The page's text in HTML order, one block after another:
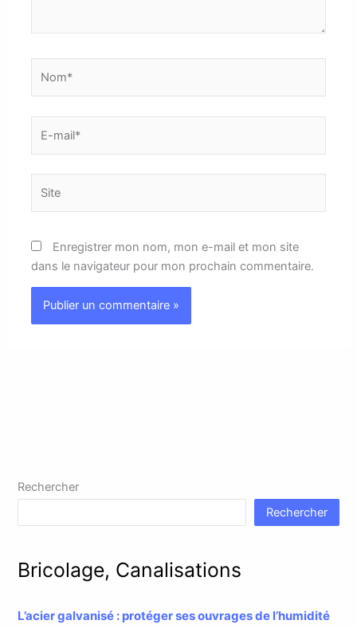
mail*
Enregistrer mon nom, mon e-mail et mon site
dans le navigateur pour mon prochain commentaire.
Rechercher
Rechercher
Bricolage, Canalisations
L’acier galvanisé : protéger ses ouvrages de l’humidité